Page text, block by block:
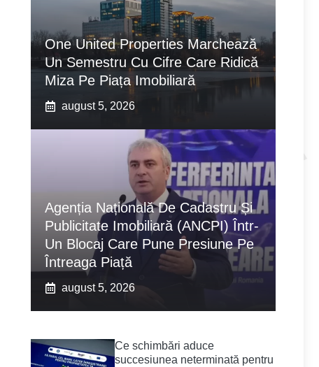
One United Properties Marchează
Un Semestru Cu Cifre Care Ridică
Miza Pe Piața Imobiliară
august 5, 2026
Agenția Națională De Cadastru Și
Publicitate Imobiliară (ANCPI) Într-
Un Blocaj Care Pune Presiune Pe
Întreaga Piață
august 5, 2026
Ce schimbări aduce
succesiunea neterminată pentru